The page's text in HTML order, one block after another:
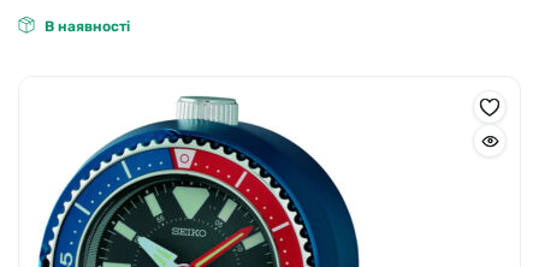
В наявності